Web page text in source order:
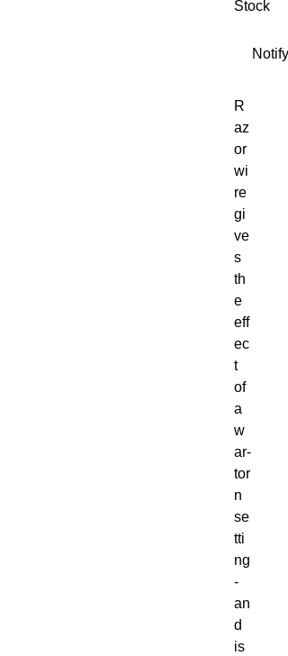
Stock
R
az
or
wi
re
gi
ve
s
th
e
eff
ec
t
of
a
w
ar-
tor
n
se
tti
ng
-
an
d
is